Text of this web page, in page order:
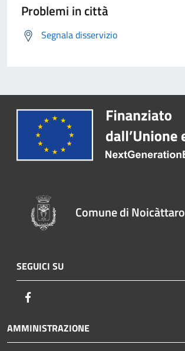
Problemi in città
Segnala disservizio
Comune di Noicàttaro
SEGUICI SU
AMMINISTRAZIONE